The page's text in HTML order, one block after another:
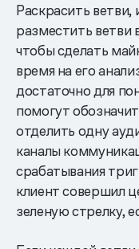
Раскрасить
разместить ветви
чтобы сделать
время на его
достаточно для
помогут
отделить одну
каналы
срабатывания
клиент совершил
зеленую стрелку,